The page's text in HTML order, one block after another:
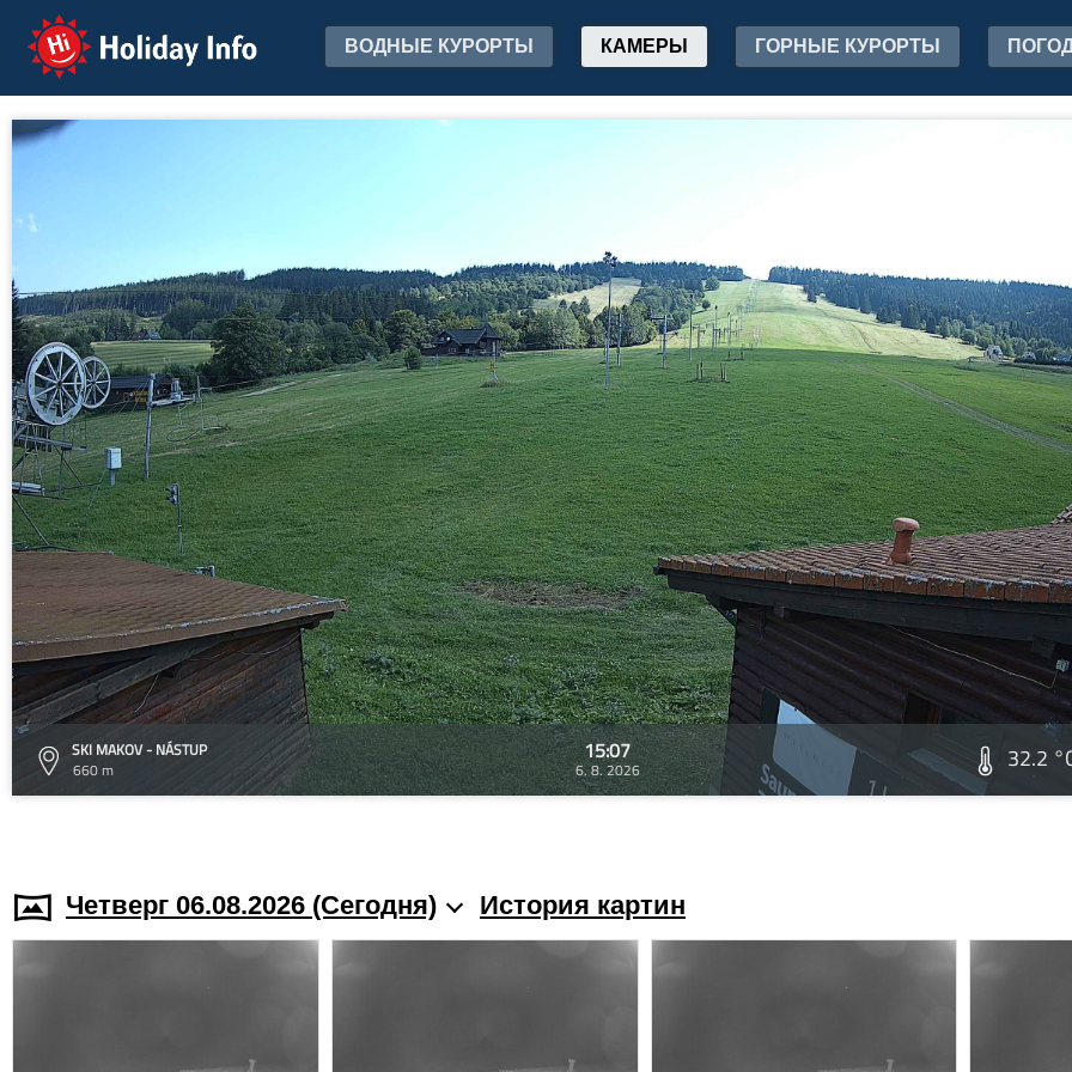
Holiday Info ВОДНЫЕ КУРОРТЫ КАМЕРЫ ГОРНЫЕ КУРОРТЫ
SKI MAKOV - NÁSTUP
660 m
15:07
6. 8. 2026 32.2
Четверг 06.08.2026 (Cегодня) История картин